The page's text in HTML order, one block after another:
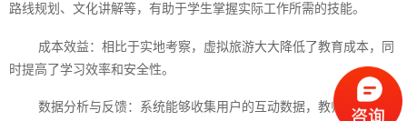
路线规划、文化讲解等，有助于学生掌握实际工作所需的技能。
成本效益：相比于实地考察，虚拟旅游大大降低了教育成本，同
时提高了学习效率和安全性。
数据分析与反馈：系统能够收集用户的互动数据，教师可以据此